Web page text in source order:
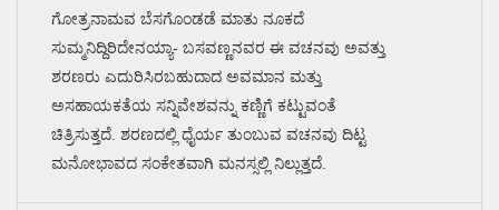
ಗೋತ್ರನಾಮವ ಬೆಸಗೊಂಡಡೆ ಮಾತು ನೂಕದೆ
ಸುಮ್ಮನಿದ್ದಿರಿದೇನಯ್ಯಾ- ಬಸವಣ್ಣನವರ ಈ ವಚನವು ಅವತ್ತು
ಶರಣರು ಎದುರಿಸಿರಬಹುದಾದ ಅವಮಾನ ಮತ್ತು
ಅಸಹಾಯಕತೆಯ ಸನ್ನಿವೇಶವನ್ನು ಕಣ್ಣಿಗೆ ಕಟ್ಟುವಂತೆ
ಚಿತ್ರಿಸುತ್ತದೆ. ಶರಣದಲ್ಲಿ ಧೈರ್ಯ ತುಂಬುವ ವಚನವು ದಿಟ್ಟ
ಮನೋಭಾವದ ಸಂಕೇತವಾಗಿ ಮನಸ್ಸಲ್ಲಿ ನಿಲ್ಲುತ್ತದೆ.